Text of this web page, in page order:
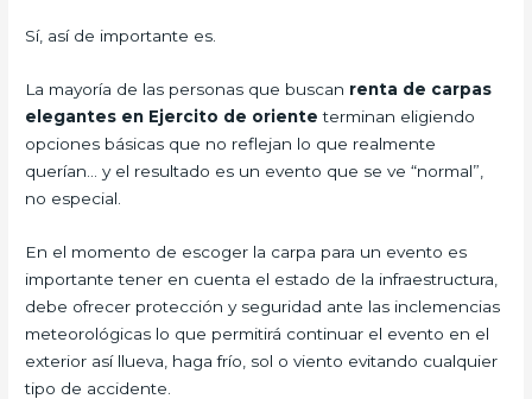
Sí, así de importante es.
La mayoría de las personas que buscan renta de carpas
elegantes en Ejercito de orienteterminan eligiendo
opciones básicas que no reflejan lo que realmente
querían… y el resultado es un evento que se ve “normal”,
no especial.
En el momento de escoger la carpa para un evento es
importante tener en cuenta el estado de la infraestructura,
debe ofrecer protección y seguridad ante las inclemencias
meteorológicas lo que permitirá continuar el evento en el
exterior así llueva, haga frío, sol o viento evitando cualquier
tipo de accidente.